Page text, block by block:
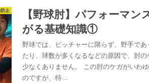
止
【野球肘】パフォーマン
がる基礎知識①
野球では、ピッチャーに限らず、野手で
たり、球数が多くなるなどの原因で、肘
少なくありません。 この肘のケガがいわ
のですが、特…